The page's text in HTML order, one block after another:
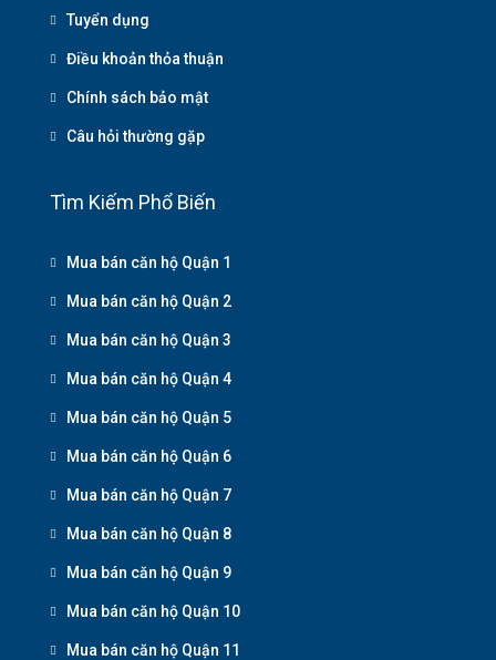
Tuyển dụng
Điều khoản thỏa thuận
Chính sách bảo mật
Câu hỏi thường gặp
Tìm Kiếm Phổ Biến
Mua bán căn hộ Quận 1
Mua bán căn hộ Quận 2
Mua bán căn hộ Quận 3
Mua bán căn hộ Quận 4
Mua bán căn hộ Quận 5
Mua bán căn hộ Quận 6
Mua bán căn hộ Quận 7
Mua bán căn hộ Quận 8
Mua bán căn hộ Quận 9
Mua bán căn hộ Quận 10
Mua bán căn hộ Quận 11